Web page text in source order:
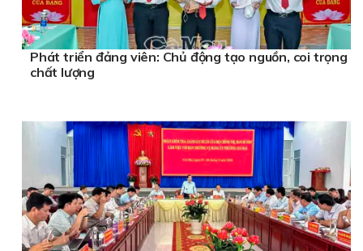
Phát triển đảng viên: Chủ động tạo nguồn, coi trọng
chất lượng